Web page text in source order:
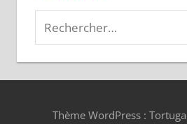
Recherche
pour :
Thème WordPress :